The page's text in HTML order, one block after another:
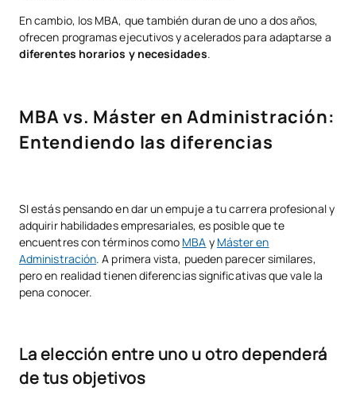
En cambio, los MBA, que también duran de uno a dos años,
ofrecen programas ejecutivos y acelerados para adaptarse a
diferentes horarios y necesidades.
MBA vs. Máster en Administración:
Entendiendo las diferencias
SI estás pensando en dar un empuje a tu carrera profesional y
adquirir habilidades empresariales, es posible que te
encuentres con términos como MBA y Máster en
Administración. A primera vista, pueden parecer similares,
pero en realidad tienen diferencias significativas que vale la
pena conocer.
La elección entre uno u otro dependerá
de tus objetivos